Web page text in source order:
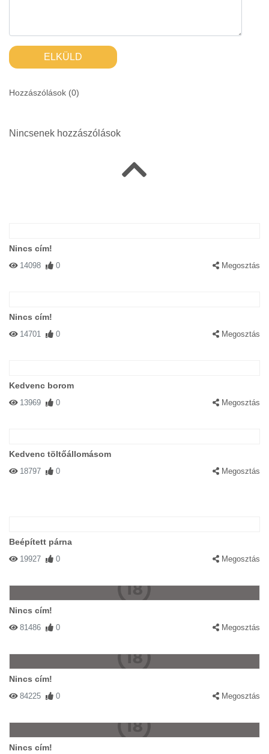
ELKÜLD
Hozzászólások (0)
Nincsenek hozzászólások
Nincs cím!
14098 0 Megosztás
Nincs cím!
14701 0 Megosztás
Kedvenc borom
13969 0 Megosztás
Kedvenc töltőállomásom
18797 0 Megosztás
Beépített párna
19927 0 Megosztás
Nincs cím!
81486 0 Megosztás
Nincs cím!
84225 0 Megosztás
Nincs cím!